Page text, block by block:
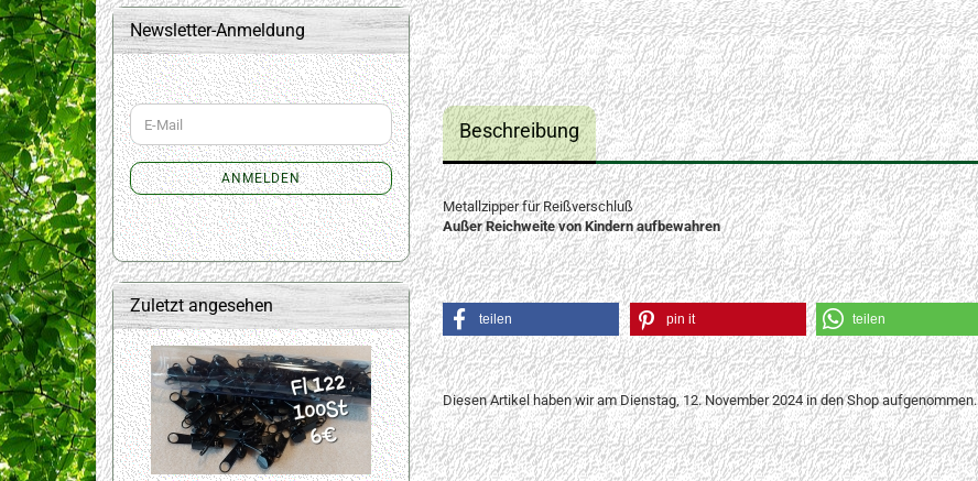
Beschreibung
Metallzipper für Reißverschluß
Außer Reichweite von Kindern aufbewahren
teilen pin it teilen
Diesen Artikel haben wir am Dienstag, 12. November 2024 in den Shop aufgenommen.
Newsletter-Anmeldung
WEITER
ZUR
NEWSLETTER-
ANMELDUNG
E-
Mail
ANMELDEN
Zuletzt angesehen